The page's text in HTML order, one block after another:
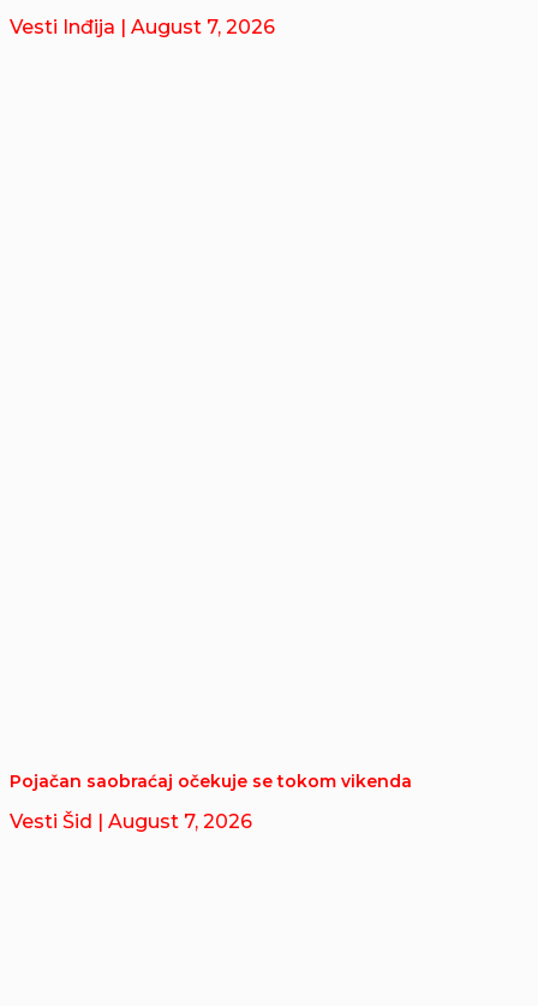
Vesti Inđija | August 7, 2026
Pojačan saobraćaj očekuje se tokom vikenda
Vesti Šid | August 7, 2026